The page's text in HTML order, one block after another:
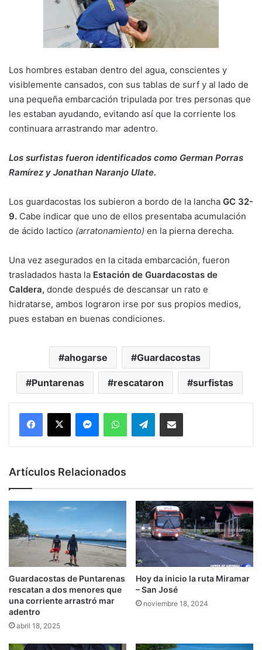
Los hombres estaban dentro del agua, conscientes y
visiblemente cansados, con sus tablas de surf y al lado de
una pequeña embarcación tripulada por tres personas que
les estaban ayudando, evitando así que la corriente los
continuara arrastrando mar adentro.
Los surfistas fueron identificados como German Porras
Ramírez y Jonathan Naranjo Ulate.
Los guardacostas los subieron a bordo de la lancha GC 32-
9. Cabe indicar que uno de ellos presentaba acumulación
de ácido lactico (arratonamiento) en la pierna derecha.
Una vez asegurados en la citada embarcación, fueron
trasladados hasta la Estación de Guardacostas de
Caldera, donde después de descansar un rato e
hidratarse, ambos lograron irse por sus propios medios,
pues estaban en buenas condiciones.
ahogarse Guardacostas
Puntarenas rescataron surfistas
MessengerWhatsAppTelegramCompartir por correo electrónico
Artículos Relacionados
Guardacostas de Puntarenas
rescatan a dos menores que
una corriente arrastró mar
adentro
abril 18, 2025
Hoy da inicio la ruta Miramar
– San José
noviembre 18, 2024